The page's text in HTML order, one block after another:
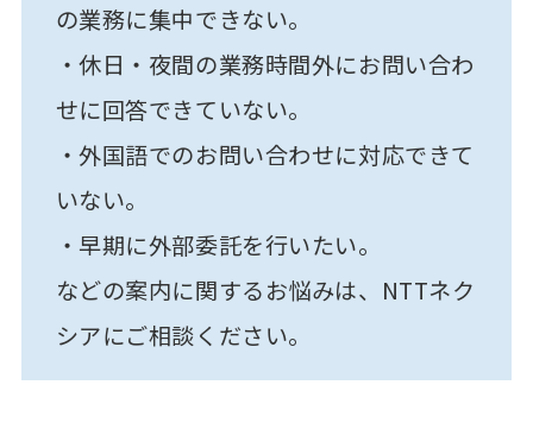
の業務に集中できない。
・休日・夜間の業務時間外にお問い合わ
せに回答できていない。
・外国語でのお問い合わせに対応できて
いない。
・早期に外部委託を行いたい。
などの案内に関するお悩みは、NTTネク
シアにご相談ください。